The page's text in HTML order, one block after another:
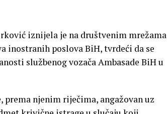
iznijela je na društvenim mrežama
inostranih poslova BiH, tvrdeći da se
službenog vozača Ambasade BiH u
prema njenim riječima, angažovan uz